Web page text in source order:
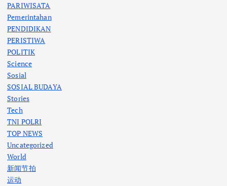
PARIWISATA
Pemerintahan
PENDIDIKAN
PERISTIWA
POLITIK
Science
Sosial
SOSIAL BUDAYA
Stories
Tech
TNI POLRI
TOP NEWS
Uncategorized
World
新闻节拍
运动